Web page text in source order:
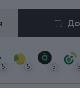
5 5 5 5